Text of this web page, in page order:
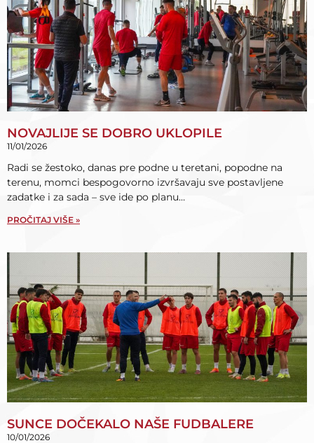
NOVAJLIJE SE DOBRO UKLOPILE
11/01/2026
Radi se žestoko, danas pre podne u teretani, popodne na
terenu, momci bespogovorno izvršavaju sve postavljene
zadatke i za sada – sve ide po planu…
PROČITAJ VIŠE »
SUNCE DOČEKALO NAŠE FUDBALERE
10/01/2026